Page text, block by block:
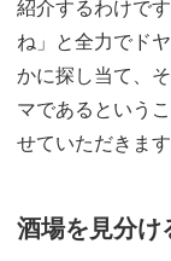
紹介するわけで
ね」と全力でド
かに探し当て、
マであるという
せていただきます
酒場を見分け